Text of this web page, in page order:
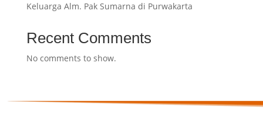
Keluarga Alm. Pak Sumarna di Purwakarta
Recent Comments
No comments to show.